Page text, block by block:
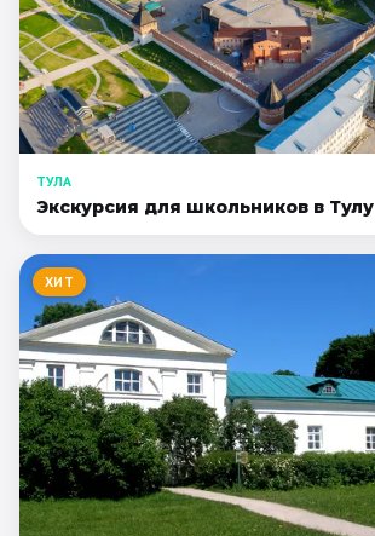
ТУЛА
Экскурсия для школьников в Тулу
ХИТ